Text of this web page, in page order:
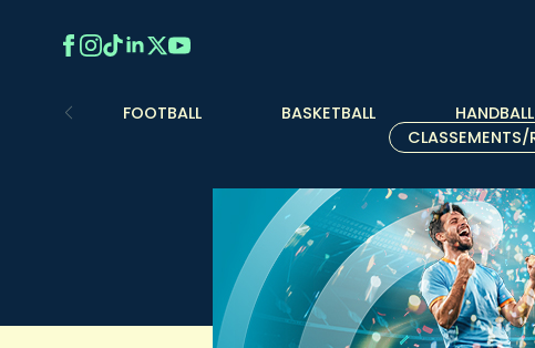
FOOTBALL BASKETBALL HANDBALL
CLASSEMENTS/